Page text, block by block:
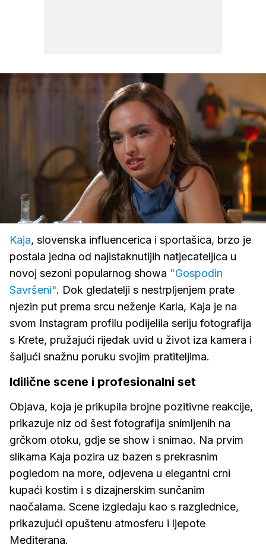
Upali
zvuk
/
Loaded
100.00%
Kaja, slovenska influencerica i sportašica, brzo je
postala jedna od najistaknutijih natjecateljica u
novoj sezoni popularnog showa "Gospodin
Savršeni". Dok gledatelji s nestrpljenjem prate
njezin put prema srcu neženje Karla, Kaja je na
svom Instagram profilu podijelila seriju fotografija
s Krete, pružajući rijedak uvid u život iza kamera i
šaljući snažnu poruku svojim pratiteljima.
Idilične scene i profesionalni set
Objava, koja je prikupila brojne pozitivne reakcije,
prikazuje niz od šest fotografija snimljenih na
grčkom otoku, gdje se show i snimao. Na prvim
slikama Kaja pozira uz bazen s prekrasnim
pogledom na more, odjevena u elegantni crni
kupaći kostim i s dizajnerskim sunčanim
naočalama. Scene izgledaju kao s razglednice,
prikazujući opuštenu atmosferu i ljepote
Mediterana.